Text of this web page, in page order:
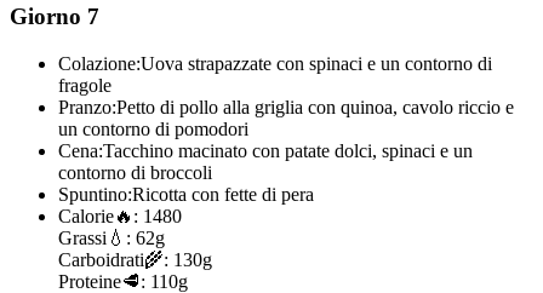
Giorno 7
Colazione:Uova strapazzate con spinaci e un contorno di
fragole
Pranzo:Petto di pollo alla griglia con quinoa, cavolo riccio e
un contorno di pomodori
Cena:Tacchino macinato con patate dolci, spinaci e un
contorno di broccoli
Spuntino:Ricotta con fette di pera
Calorie🔥: 1480
Grassi 💧: 62g
Carboidrati🌾: 130g
Proteine🥩: 110g